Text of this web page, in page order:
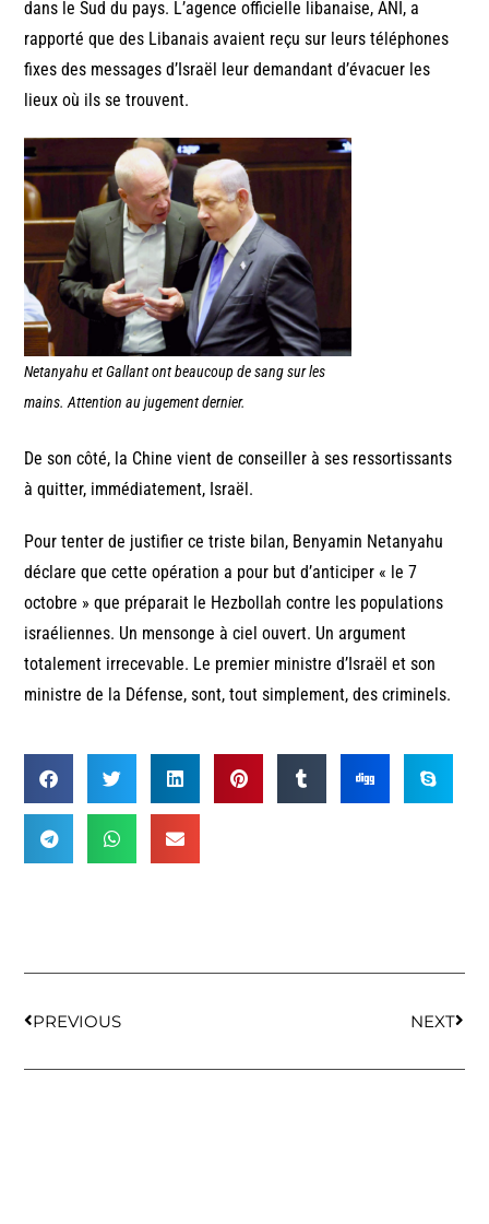
dans le Sud du pays. L’agence officielle libanaise, ANI, a
rapporté que des Libanais avaient reçu sur leurs téléphones
fixes des messages d’Israël leur demandant d’évacuer les
lieux où ils se trouvent.
Netanyahu et Gallant ont beaucoup de sang sur les
mains. Attention au jugement dernier.
De son côté, la Chine vient de conseiller à ses ressortissants
à quitter, immédiatement, Israël.
Pour tenter de justifier ce triste bilan, Benyamin Netanyahu
déclare que cette opération a pour but d’anticiper « le 7
octobre » que préparait le Hezbollah contre les populations
israéliennes. Un mensonge à ciel ouvert. Un argument
totalement irrecevable. Le premier ministre d’Israël et son
ministre de la Défense, sont, tout simplement, des criminels.
PREVIOUS NEXT